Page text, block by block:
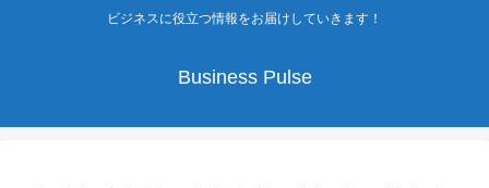
ビジネスに役立つ情報をお届けしていきます！
Business Pulse